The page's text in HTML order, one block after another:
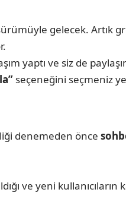
gelecek. Artık
yaptı ve siz de
seçeneğini seçmeniz
denemeden önce
ve yeni kullanıcıların